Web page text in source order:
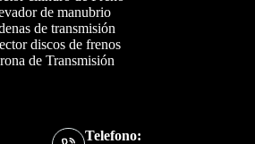
de manubrio
de transmisión
discos de frenos
de Transmisión
Telefono: